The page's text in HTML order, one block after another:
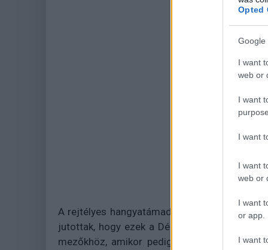
Opted
Google
I want
web or
I want
I want
I want
web or
I want
or app.
I want
A rejtélyes hangyatámadásokra a Wikipedia
jutottak, hogy ezek a Dél-Amerikából
mezőkhöz, amikor pedig áramütést kapnak,